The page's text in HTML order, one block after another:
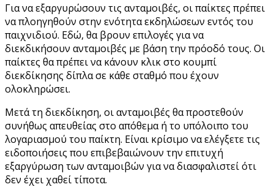
Για να εξαργυρώσουν τις ανταμοιβές, οι παίκτες πρέπει
να πλοηγηθούν στην ενότητα εκδηλώσεων εντός του
παιχνιδιού. Εδώ, θα βρουν επιλογές για να
διεκδικήσουν ανταμοιβές με βάση την πρόοδό τους. Οι
παίκτες θα πρέπει να κάνουν κλικ στο κουμπί
διεκδίκησης δίπλα σε κάθε σταθμό που έχουν
ολοκληρώσει.
Μετά τη διεκδίκηση, οι ανταμοιβές θα προστεθούν
συνήθως απευθείας στο απόθεμα ή το υπόλοιπο του
λογαριασμού του παίκτη. Είναι κρίσιμο να ελέγξετε τις
ειδοποιήσεις που επιβεβαιώνουν την επιτυχή
εξαργύρωση των ανταμοιβών για να διασφαλιστεί ότι
δεν έχει χαθεί τίποτα.